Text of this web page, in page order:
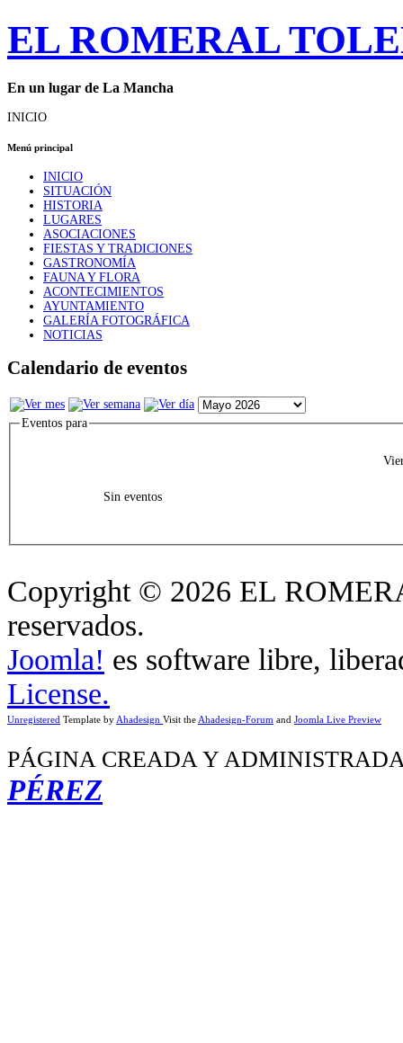
EL ROMERAL
En un lugar de La Mancha
INICIO
Menú principal
INICIO
SITUACIÓN
HISTORIA
LUGARES
ASOCIACIONES
FIESTAS Y TRADICIONES
GASTRONOMÍA
FAUNA Y FLORA
ACONTECIMIENTOS
AYUNTAMIENTO
GALERÍA FOTOGRÁFICA
NOTICIAS
Calendario de eventos
Eventos para
Sin eventos
Copyright © 2026 EL
reservados.
Joomla! es software libre,
License.
Unregistered Template by Ahadesign Visit the Ahadesign-Forum and Joomla Live Preview
PÁGINA CREADA Y
PÉREZ